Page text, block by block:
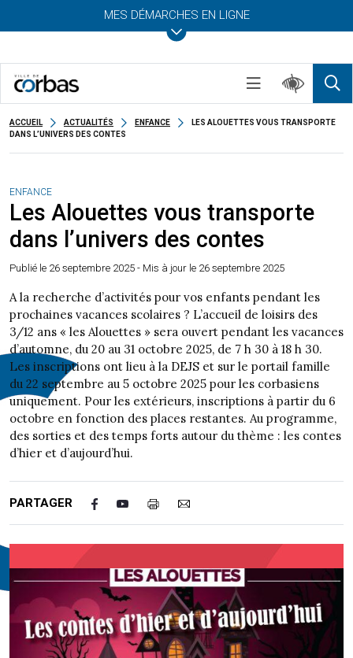
MES DÉMARCHES EN LIGNE
ACCUEIL ACTUALITÉS ENFANCE
LES ALOUETTES VOUS TRANSPORTE
DANS L’UNIVERS DES CONTES
ENFANCE
Les Alouettes vous transporte
dans l’univers des contes
Publié le 26 septembre 2025 - Mis à jour le 26 septembre 2025
A la recherche d’activités pour vos enfants pendant les
prochaines vacances scolaires ? L’accueil de loisirs des
3/12 ans « les Alouettes » sera ouvert pendant les vacances
d’automne, du 20 au 31 octobre 2025, de 7 h 30 à 18 h 30.
Les inscriptions ont lieu à la DEJS et sur le portail famille
du 22 septembre au 5 octobre 2025 pour les corbasiens
uniquement. Pour les extérieurs, inscriptions à partir du 6
octobre en fonction des places restantes. Au programme,
des sorties et des temps forts autour du thème : les contes
d’hier et d’aujourd’hui.
PARTAGER